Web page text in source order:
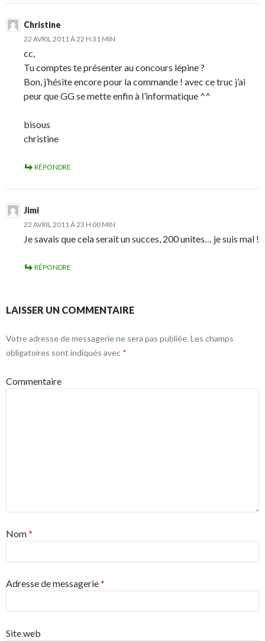
Christine
22 AVRIL 2011 À 22 H 31 MIN
cc,
Tu comptes te présenter au concours lépine ?
Bon, j’hésite encore pour la commande ! avec ce truc j’ai
peur que GG se mette enfin à l’informatique ^^
bisous
christine
RÉPONDRE
Jimi
22 AVRIL 2011 À 23 H 00 MIN
Je savais que cela serait un succes, 200 unites… je suis mal !
RÉPONDRE
LAISSER UN COMMENTAIRE
Votre adresse de messagerie ne sera pas publiée. Les champs
obligatoires sont indiqués avec *
Commentaire
Nom*
Adresse de messagerie*
Site web